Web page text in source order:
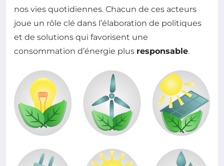
nos vies quotidiennes. Chacun de ces acteurs
joue un rôle clé dans l’élaboration de politiques
et de solutions qui favorisent une
consommation d’énergie plus responsable.